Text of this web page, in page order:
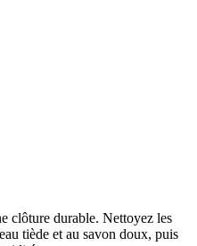
clôture durable. Nettoyez les
tiède et au savon doux, puis